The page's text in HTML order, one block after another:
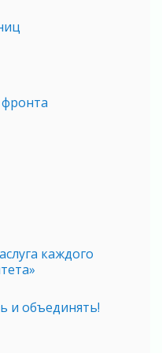
каждого
и объединять!